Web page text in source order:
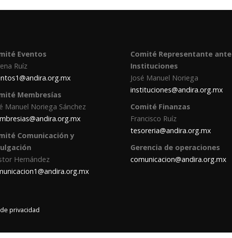
Eventos
Ruíz
Membresías
Manuel Noriega Sánchez
Comunicación y
Hernández
Comité Representante ante
Instituciones
José Manuel Noriega
instituciones@andira.org.mx
Comité Finanzas
Francisco Ruíz
tesoreria@andira.org.mx
Gerencia de operaciones
comunicacion@andira.org.mx
privacidad